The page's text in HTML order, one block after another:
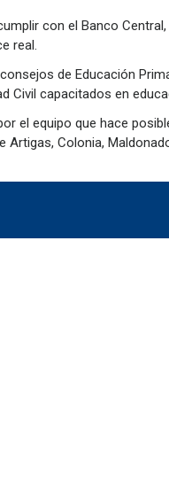
con el Banco
real.
de Educación
Civil capacitados en
el equipo que hace
Colonia,